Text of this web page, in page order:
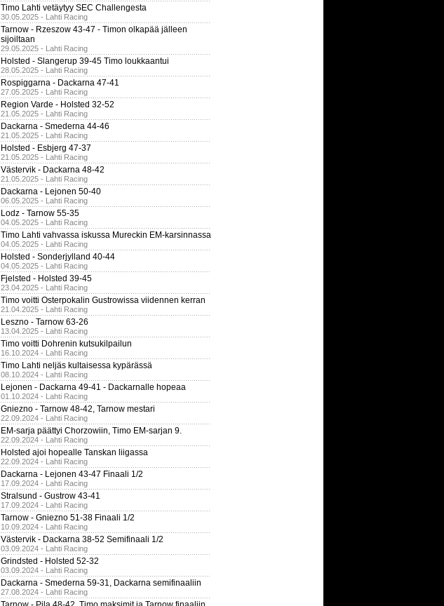
Timo Lahti vetäytyy SEC Challengesta
30.05.2025 - Lahti Racing
Tarnow - Rzeszow 43-47 - Timon olkapää jälleen
sijoiltaan
29.05.2025 - Lahti Racing
Holsted - Slangerup 39-45 Timo loukkaantui
28.05.2025 - Lahti Racing
Rospiggarna - Dackarna 47-41
27.05.2025 - Lahti Racing
Region Varde - Holsted 32-52
21.05.2025 - Lahti Racing
Dackarna - Smederna 44-46
21.05.2025 - Lahti Racing
Holsted - Esbjerg 47-37
21.05.2025 - Lahti Racing
Västervik - Dackarna 48-42
21.05.2025 - Lahti Racing
Dackarna - Lejonen 50-40
06.05.2025 - Lahti Racing
Lodz - Tarnow 55-35
04.05.2025 - Lahti Racing
Timo Lahti vahvassa iskussa Mureckin EM-karsinnassa
04.05.2025 - Lahti Racing
Holsted - Sonderjylland 40-44
04.05.2025 - Lahti Racing
Fjelsted - Holsted 39-45
23.04.2025 - Lahti Racing
Timo voitti Osterpokalin Gustrowissa viidennen kerran
21.04.2025 - Lahti Racing
Leszno - Tarnow 63-26
13.04.2025 - Lahti Racing
Timo voitti Dohrenin kutsukilpailun
16.10.2024 - Lahti Racing
Timo Lahti neljäs kultaisessa kypärässä
08.10.2024 - Lahti Racing
Lejonen - Dackarna 49-41 - Dackarnalle hopeaa
01.10.2024 - Lahti Racing
Gniezno - Tarnow 48-42, Tarnow mestari
22.09.2024 - Lahti Racing
EM-sarja päättyi Chorzowiin, Timo EM-sarjan 9.
22.09.2024 - Lahti Racing
Holsted ajoi hopealle Tanskan liigassa
22.09.2024 - Lahti Racing
Dackarna - Lejonen 43-47 Finaali 1/2
17.09.2024 - Lahti Racing
Stralsund - Gustrow 43-41
17.09.2024 - Lahti Racing
Tarnow - Gniezno 51-38 Finaali 1/2
10.09.2024 - Lahti Racing
Västervik - Dackarna 38-52 Semifinaali 1/2
03.09.2024 - Lahti Racing
Grindsted - Holsted 52-32
03.09.2024 - Lahti Racing
Dackarna - Smederna 59-31, Dackarna semifinaaliin
27.08.2024 - Lahti Racing